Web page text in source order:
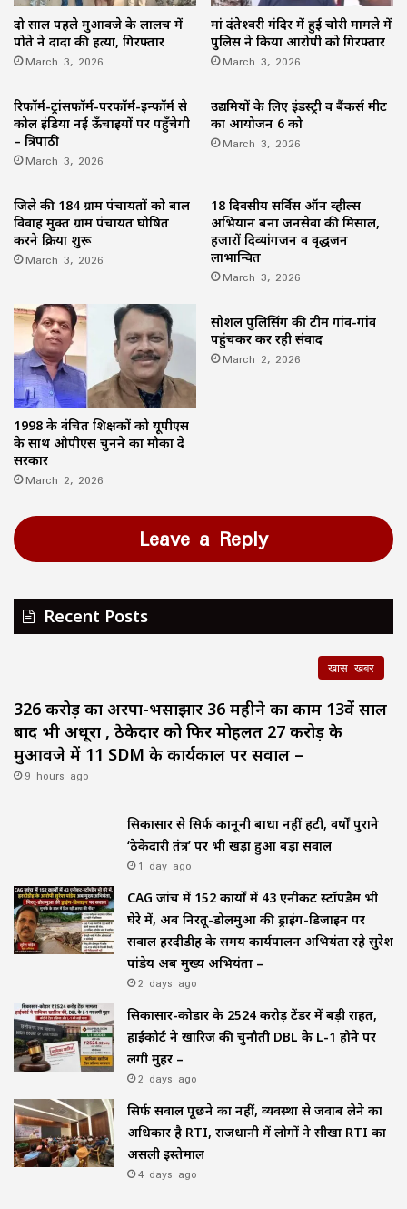
दो साल पहले मुआवजे के लालच में
पोते ने दादा की हत्या, गिरफ्तार
March 3, 2026
मां दंतेश्वरी मंदिर में हुई चोरी मामले में
पुलिस ने किया आरोपी को गिरफ्तार
March 3, 2026
रिफॉर्म-ट्रांसफॉर्म-परफॉर्म-इन्फॉर्म से
कोल इंडिया नई ऊँचाइयों पर पहुँचेगी
– त्रिपाठी
March 3, 2026
उद्यमियों के लिए इंडस्ट्री व बैंकर्स मीट
का आयोजन 6 को
March 3, 2026
जिले की 184 ग्राम पंचायतों को बाल
विवाह मुक्त ग्राम पंचायत घोषित
करने प्रक्रिया शुरू
March 3, 2026
18 दिवसीय सर्विस ऑन व्हील्स
अभियान बना जनसेवा की मिसाल,
हजारों दिव्यांगजन व वृद्धजन
लाभान्वित
March 3, 2026
1998 के वंचित शिक्षकों को यूपीएस
के साथ ओपीएस चुनने का मौका दे
सरकार
March 2, 2026
सोशल पुलिसिंग की टीम गांव-गांव
पहुंचकर कर रही संवाद
March 2, 2026
Leave a Reply
Recent Posts
खास खबर
326 करोड़ का अरपा-भैंसाझार 36 महीने का काम 13वें साल
बाद भी अधूरा , ठेकेदार को फिर मोहलत ₹27 करोड़ के
मुआवजे में 11 SDM के कार्यकाल पर सवाल –
9 hours ago
सिकासार से सिर्फ कानूनी बाधा नहीं हटी, वर्षों पुराने
‘ठेकेदारी तंत्र’ पर भी खड़ा हुआ बड़ा सवाल
1 day ago
CAG जांच में 152 कार्यों में 43 एनीकट स्टॉपडैम भी
घेरे में, अब निरतू-डोलमुआ की ड्राइंग-डिजाइन पर
सवाल हरदीडीह के समय कार्यपालन अभियंता रहे सुरेश
पांडेय अब मुख्य अभियंता –
2 days ago
सिकासार-कोडार के ₹2524 करोड़ टेंडर में बड़ी राहत,
हाईकोर्ट ने खारिज की चुनौती DBL के L-1 होने पर
लगी मुहर –
2 days ago
सिर्फ सवाल पूछने का नहीं, व्यवस्था से जवाब लेने का
अधिकार है RTI, राजधानी में लोगों ने सीखा RTI का
असली इस्तेमाल
4 days ago